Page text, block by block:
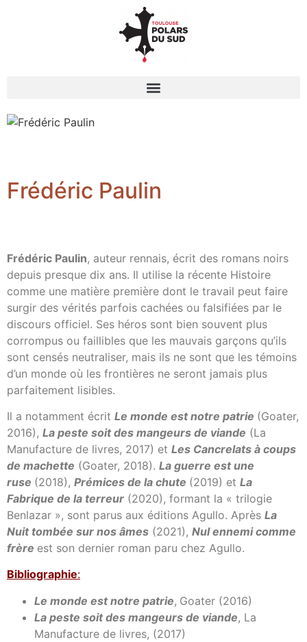
Frédéric Paulin
Frédéric Paulin, auteur rennais, écrit des romans noirs
depuis presque dix ans. Il utilise la récente Histoire
comme une matière première dont le travail peut faire
surgir des vérités parfois cachées ou falsifiées par le
discours officiel. Ses héros sont bien souvent plus
corrompus ou faillibles que les mauvais garçons qu’ils
sont censés neutraliser, mais ils ne sont que les témoins
d’un monde où les frontières ne seront jamais plus
parfaitement lisibles.
Il a notamment écrit Le monde est notre patrie (Goater,
2016), La peste soit des mangeurs de viande (La
Manufacture de livres, 2017) et Les Cancrelats à coups
de machette (Goater, 2018). La guerre est une
ruse (2018), Prémices de la chute (2019) et La
Fabrique de la terreur (2020), formant la « trilogie
Benlazar », sont parus aux éditions Agullo. Après La
Nuit tombée sur nos âmes (2021), Nul ennemi comme
frère est son dernier roman paru chez Agullo.
Bibliographie:
Le monde est notre patrie, Goater (2016)
La peste soit des mangeurs de viande, La
Manufacture de livres, (2017)